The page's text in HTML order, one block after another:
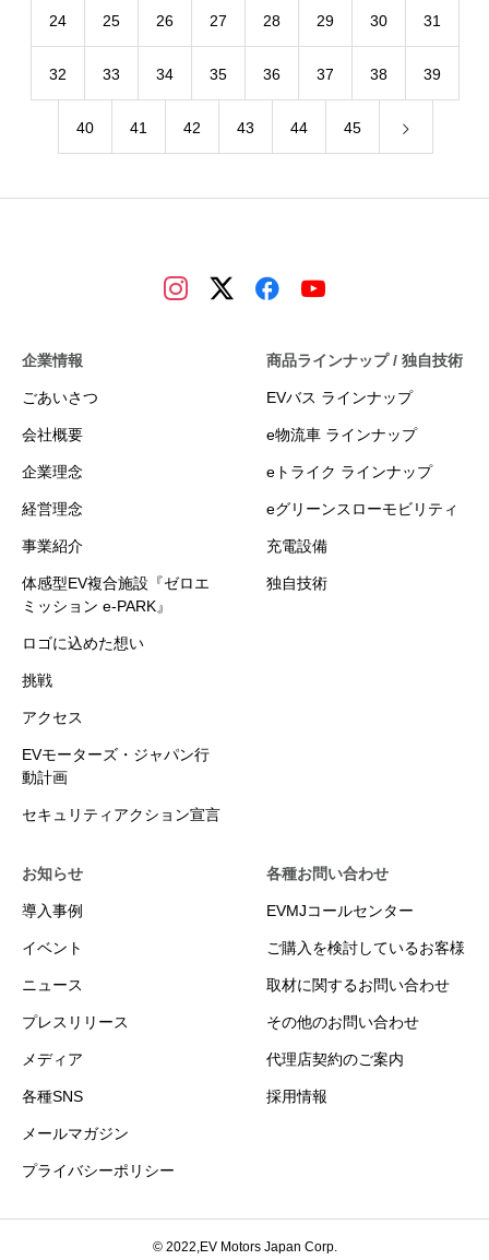
24 25 26 27 28 29 30 31
32 33 34 35 36 37 38 39
40 41 42 43 44 45
企業情報
ごあいさつ
会社概要
企業理念
経営理念
事業紹介
体感型EV複合施設『ゼロエ
ミッション e-PARK』
ロゴに込めた想い
挑戦
アクセス
EVモーターズ・ジャパン行
動計画
セキュリティアクション宣言
商品ラインナップ / 独自技術
EVバス ラインナップ
e物流車 ラインナップ
eトライク ラインナップ
eグリーンスローモビリティ
充電設備
独自技術
お知らせ
導入事例
イベント
ニュース
プレスリリース
メディア
各種SNS
メールマガジン
プライバシーポリシー
各種お問い合わせ
EVMJコールセンター
ご購入を検討しているお客様
取材に関するお問い合わせ
その他のお問い合わせ
代理店契約のご案内
採用情報
© 2022,EV Motors Japan Corp.